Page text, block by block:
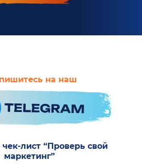
на наш
лист “Проверь свой
маркетинг”